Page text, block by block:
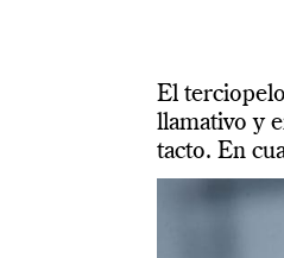
El
llamativo y
tacto. En